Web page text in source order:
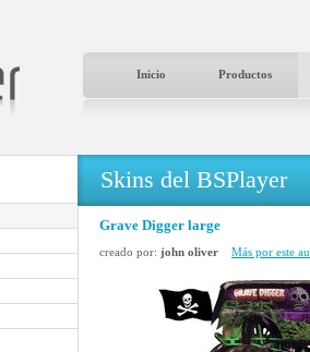
Inicio Productos
Skins del BSPlayer
Grave Digger large
creado por: john oliver Más por este